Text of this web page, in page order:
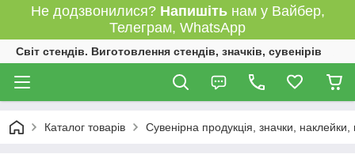
Не додзвонилися? Напишітьнам у Вайбер,
Телеграм, WhatsApp
Світ стендів. Виготовлення стендів, значків, сувенірів
Каталог товарів Сувенірна продукція, значки, наклейки,